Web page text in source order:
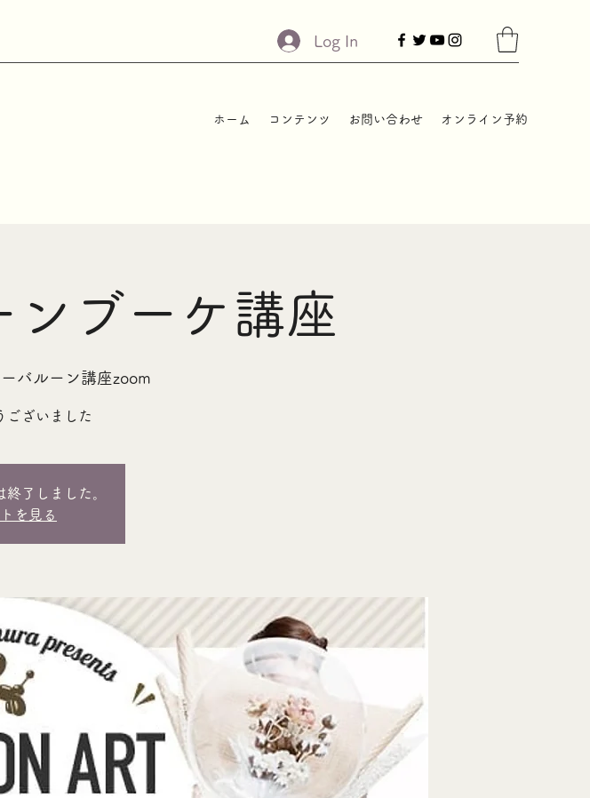
Log In
ホーム コンテンツ お問い合わせ オンライン予約
ンブーケ講座
バルーン講座zoom
ございました
了しました。
を見る